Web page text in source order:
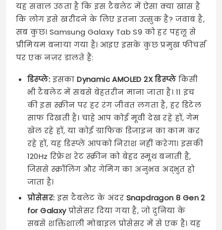
यह सवाल उठता है कि इस टैबलेट में ऐसा क्या खास है
कि लोग इसे खरीदने के लिए इतना उत्सुक हैं? जवाब है,
सब कुछ। Samsung Galaxy Tab S9 को हर पहलू से
प्रीमियम बनाया गया है। आइए इसके कुछ प्रमुख फीचर्स
पर एक नज़र डालते हैं:
डिस्प्ले: इसकाDynamic AMOLED 2X डिस्प्लेकिसी
भी टैबलेट में सबसे बेहतरीन माना जाता है। 11 इंच
की इस स्क्रीन पर हर रंग जीवंत लगता है, हर डिटेल
साफ दिखती है। चाहे आप कोई मूवी देख रहे हों, गेम
खेल रहे हों, या कोई ग्राफिक डिजाइन का काम कर
रहे हों, यह डिस्प्ले आपको निराश नहीं करेगा। इसकी
120Hz रिफ्रेश रेट स्क्रीन को बेहद स्मूथ बनाती है,
जिससे स्क्रॉलिंग और गेमिंग का अनुभव अद्भुत हो
जाता है।
प्रोसेसर: इस टैबलेट के अंदर Snapdragon 8 Gen 2
for Galaxyप्रोसेसर दिया गया है, जो दुनिया के
सबसे शक्तिशाली मोबाइल प्रोसेसर में से एक है। यह